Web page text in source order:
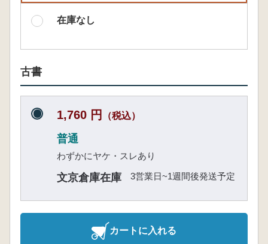
在庫なし
古書
1,760 円 （税込）
普通
わずかにヤケ・スレあり
文京倉庫在庫 3営業日~1週間後発送予定
カートに入れる